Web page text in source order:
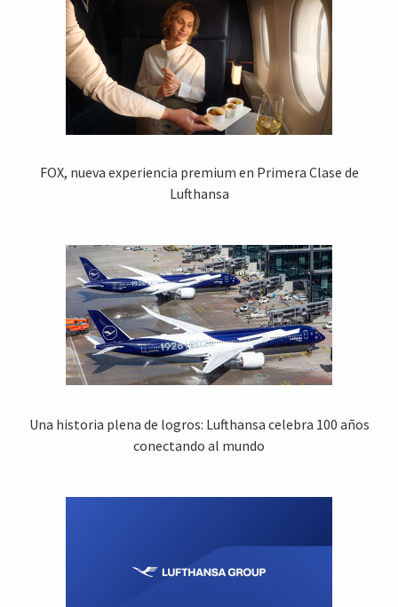
FOX, nueva experiencia premium en Primera Clase de
Lufthansa
Una historia plena de logros: Lufthansa celebra 100 años
conectando al mundo